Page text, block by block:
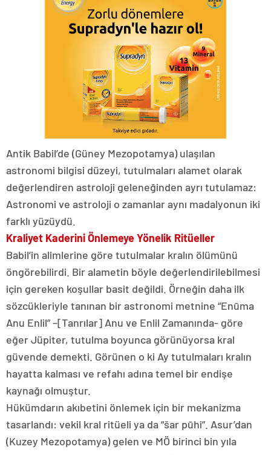
Antik Babil’de (Güney Mezopotamya) ulaşılan
astronomi bilgisi düzeyi, tutulmaları alamet olarak
değerlendiren astroloji geleneğinden ayrı tutulamaz:
Astronomi ve astroloji o zamanlar aynı madalyonun iki
farklı yüzüydü.
Kraliyet Kaderini Önlemeye Yönelik Ritüeller
Babil’in alimlerine göre tutulmalar kralın ölümünü
öngörebilirdi. Bir alametin böyle değerlendirilebilmesi
için gereken koşullar basit değildi. Örneğin daha ilk
sözcükleriyle tanınan bir astronomi metnine “Enūma
Anu Enlil” –[Tanrılar] Anu ve Enlil Zamanında- göre
eğer Jüpiter, tutulma boyunca görünüyorsa kral
güvende demekti. Görünen o ki Ay tutulmaları kralın
hayatta kalması ve refahı adına temel bir endişe
kaynağı olmuştur.
Hükümdarın akıbetini önlemek için bir mekanizma
tasarlandı: vekil kral ritüeli ya da “šar pūhi”. Asur’dan
(Kuzey Mezopotamya) gelen ve MÖ birinci bin yıla